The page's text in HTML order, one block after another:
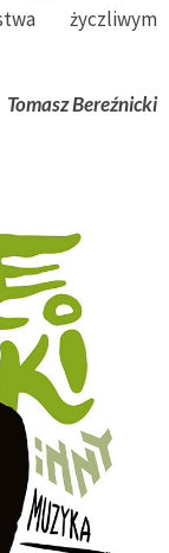
życzliwym
Tomasz Bereźnicki